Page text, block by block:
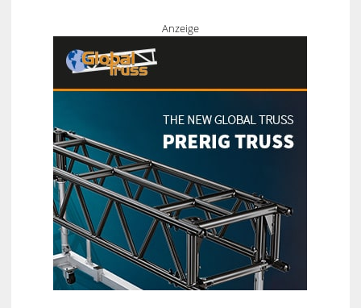
Anzeige